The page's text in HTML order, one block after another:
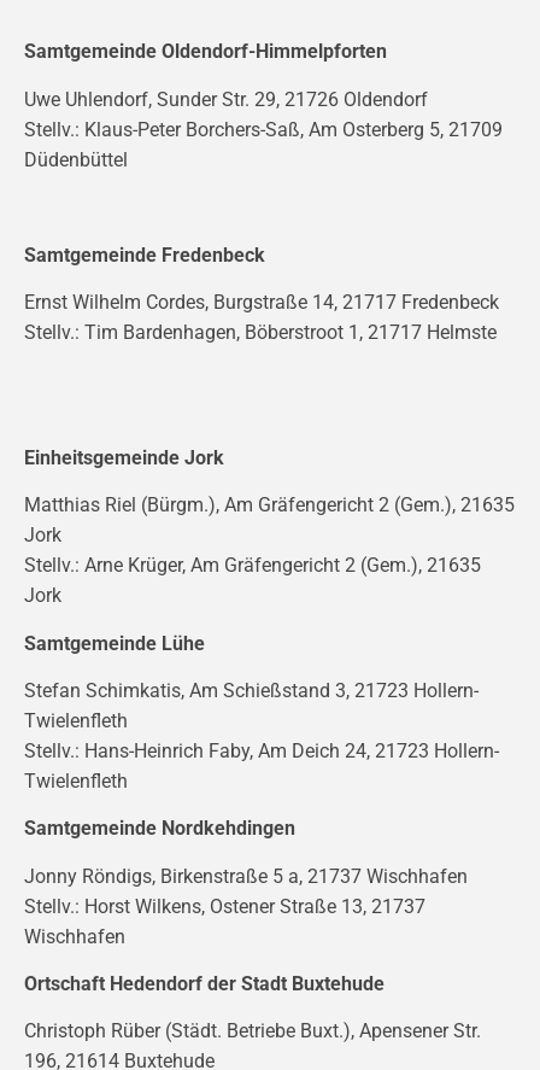
Samtgemeinde Oldendorf-Himmelpforten
Uwe Uhlendorf, Sunder Str. 29, 21726 Oldendorf
Stellv.: Klaus-Peter Borchers-Saß, Am Osterberg 5, 21709
Düdenbüttel
Samtgemeinde Fredenbeck
Ernst Wilhelm Cordes, Burgstraße 14, 21717 Fredenbeck
Stellv.: Tim Bardenhagen, Böberstroot 1, 21717 Helmste
Einheitsgemeinde Jork
Matthias Riel (Bürgm.), Am Gräfengericht 2 (Gem.), 21635
Jork
Stellv.: Arne Krüger, Am Gräfengericht 2 (Gem.), 21635
Jork
Samtgemeinde Lühe
Stefan Schimkatis, Am Schießstand 3, 21723 Hollern-
Twielenfleth
Stellv.: Hans-Heinrich Faby, Am Deich 24, 21723 Hollern-
Twielenfleth
Samtgemeinde Nordkehdingen
Jonny Röndigs, Birkenstraße 5 a, 21737 Wischhafen
Stellv.: Horst Wilkens, Ostener Straße 13, 21737
Wischhafen
Ortschaft Hedendorf der Stadt Buxtehude
Christoph Rüber (Städt. Betriebe Buxt.), Apensener Str.
196, 21614 Buxtehude